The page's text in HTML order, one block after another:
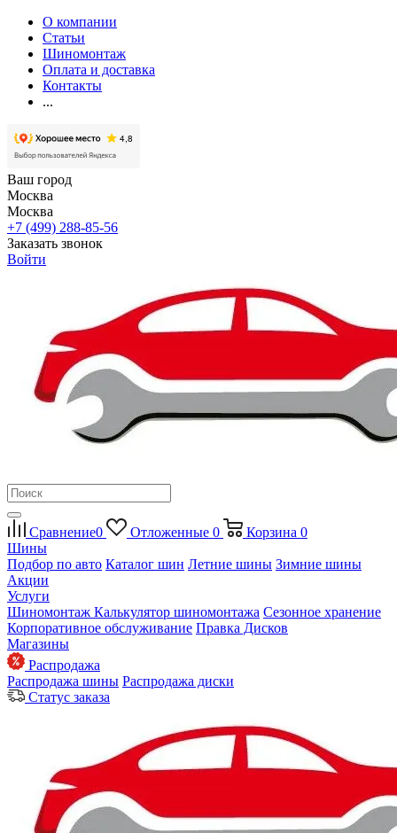
О компании
Статьи
Шиномонтаж
Оплата и доставка
Контакты
...
Ваш город
Москва
Москва
+7 (499) 288-85-56
Заказать звонок
Войти
Сравнение0 Отложенные 0 Корзина 0
Шины
Подбор по авто Каталог шин Летние шины Зимние шины
Акции
Услуги
Шиномонтаж Калькулятор шиномонтажа Сезонное хранение
Корпоративное обслуживание Правка Дисков
Магазины
Распродажа
Распродажа шины Распродажа диски
Статус заказа